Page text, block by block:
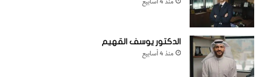
الدكتور يوسف القهيم
منذ 4 أسابيع